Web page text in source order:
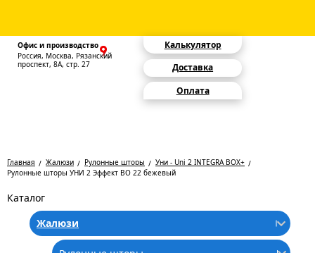
Офис и производство
Россия, Москва, Рязанский
проспект, 8А, стр. 27
Калькулятор
Доставка
Оплата
Главная Жалюзи Рулонные шторы
Уни - Uni 2 INTEGRA BOX+
Рулонные шторы УНИ 2 Эффект BO 22 бежевый
Каталог
Жалюзи